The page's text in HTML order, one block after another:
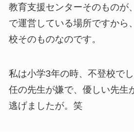
教育支援センターそのものが
で運営している場所ですから
校そのものなのです。
私は小学3年の時、不登校で
任の先生が嫌で、優しい先生
逃げましたが。笑